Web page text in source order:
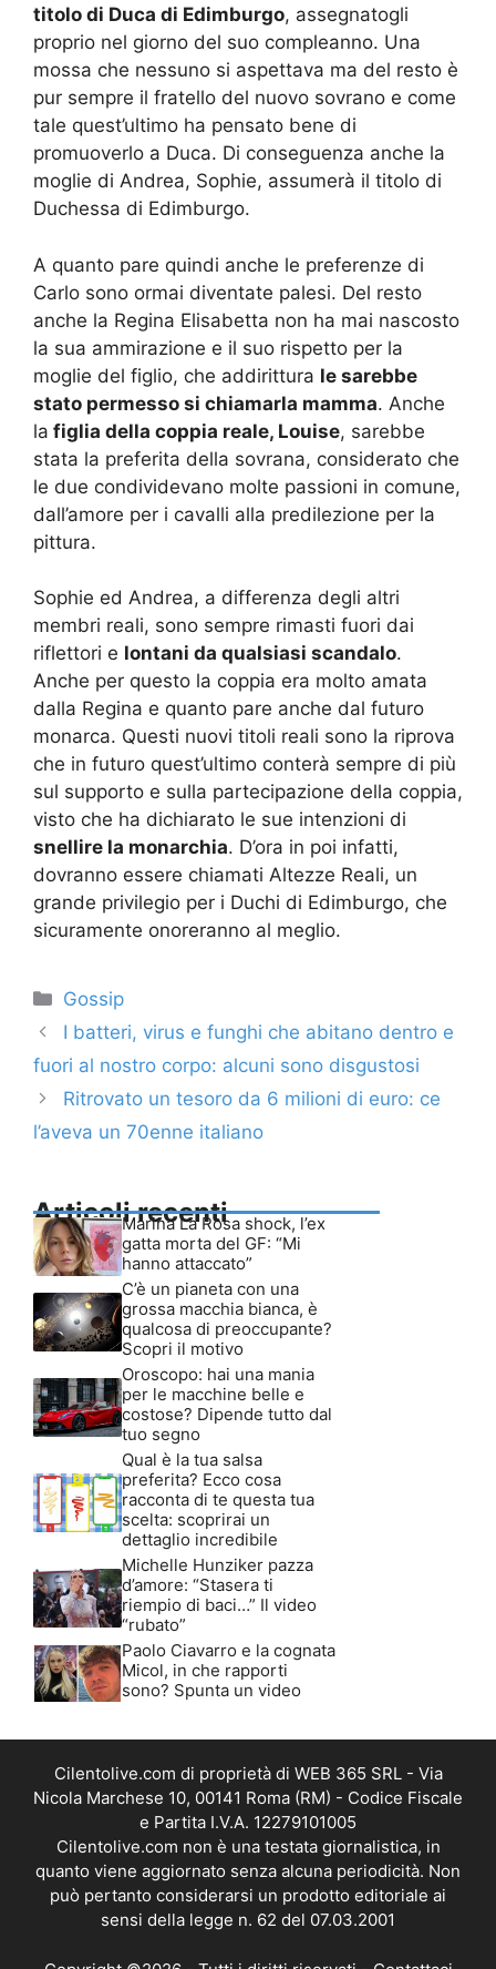
titolo di Duca di Edimburgo, assegnatogli
proprio nel giorno del suo compleanno. Una
mossa che nessuno si aspettava ma del resto è
pur sempre il fratello del nuovo sovrano e come
tale quest’ultimo ha pensato bene di
promuoverlo a Duca. Di conseguenza anche la
moglie di Andrea, Sophie, assumerà il titolo di
Duchessa di Edimburgo.
A quanto pare quindi anche le preferenze di
Carlo sono ormai diventate palesi. Del resto
anche la Regina Elisabetta non ha mai nascosto
la sua ammirazione e il suo rispetto per la
moglie del figlio, che addirittura le sarebbe
stato permesso si chiamarla mamma. Anche
la figlia della coppia reale, Louise, sarebbe
stata la preferita della sovrana, considerato che
le due condividevano molte passioni in comune,
dall’amore per i cavalli alla predilezione per la
pittura.
Sophie ed Andrea, a differenza degli altri
membri reali, sono sempre rimasti fuori dai
riflettori e lontani da qualsiasi scandalo.
Anche per questo la coppia era molto amata
dalla Regina e quanto pare anche dal futuro
monarca. Questi nuovi titoli reali sono la riprova
che in futuro quest’ultimo conterà sempre di più
sul supporto e sulla partecipazione della coppia,
visto che ha dichiarato le sue intenzioni di
snellire la monarchia. D’ora in poi infatti,
dovranno essere chiamati Altezze Reali, un
grande privilegio per i Duchi di Edimburgo, che
sicuramente onoreranno al meglio.
Categorie
Gossip
I batteri, virus e funghi che abitano dentro e
fuori al nostro corpo: alcuni sono disgustosi
Ritrovato un tesoro da 6 milioni di euro: ce
l’aveva un 70enne italiano
Articoli recenti
Marina La Rosa shock, l’ex
gatta morta del GF: “Mi
hanno attaccato”
C’è un pianeta con una
grossa macchia bianca, è
qualcosa di preoccupante?
Scopri il motivo
Oroscopo: hai una mania
per le macchine belle e
costose? Dipende tutto dal
tuo segno
Qual è la tua salsa
preferita? Ecco cosa
racconta di te questa tua
scelta: scoprirai un
dettaglio incredibile
Michelle Hunziker pazza
d’amore: “Stasera ti
riempio di baci…” Il video
“rubato”
Paolo Ciavarro e la cognata
Micol, in che rapporti
sono? Spunta un video
Cilentolive.com di proprietà di WEB 365 SRL - Via
Nicola Marchese 10, 00141 Roma (RM) - Codice Fiscale
e Partita I.V.A. 12279101005
Cilentolive.com non è una testata giornalistica, in
quanto viene aggiornato senza alcuna periodicità. Non
può pertanto considerarsi un prodotto editoriale ai
sensi della legge n. 62 del 07.03.2001